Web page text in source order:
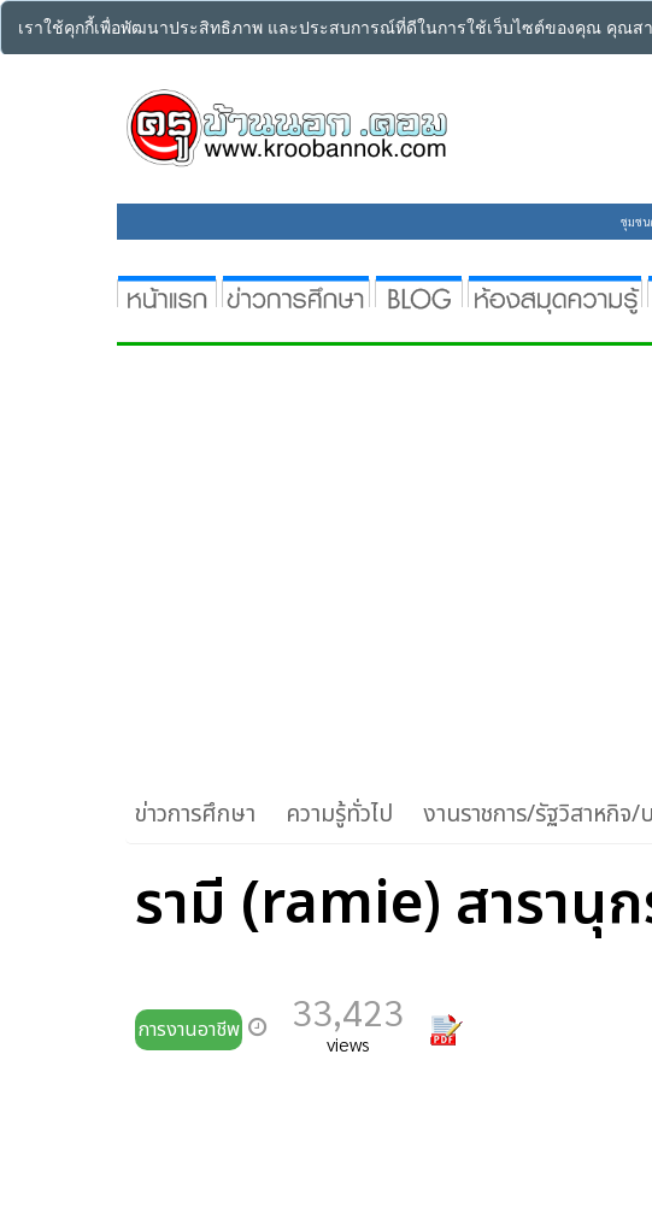
เราใช้คุกกี้เพื่อพัฒนาประสิทธิภาพ และประสบการณ์ที่ดีในการใช้เว็บไซต์ของคุณ คุณสา
ชุมชน
ข่าวการศึกษา ความรู้ทั่วไป งานราชการ/รัฐวิสาหกิจ/
รามี (ramie) สารานุ
การงานอาชีพ 33,423
views